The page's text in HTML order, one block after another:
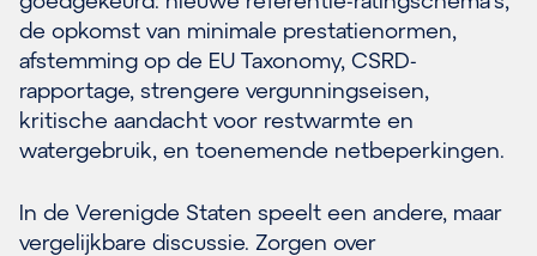
de opkomst van minimale prestatienormen,
afstemming op de EU Taxonomy, CSRD-
rapportage, strengere vergunningseisen,
kritische aandacht voor restwarmte en
watergebruik, en toenemende netbeperkingen.
In de Verenigde Staten speelt een andere, maar
vergelijkbare discussie. Zorgen over